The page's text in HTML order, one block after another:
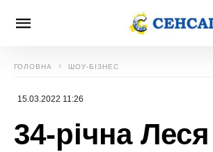
ГОЛОВНА ШОУ-БІЗНЕС
15.03.2022 11:26
34-річна Леся